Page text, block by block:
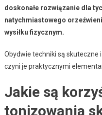
doskonałe rozwiązanie dla
natychmiastowego
wysiłku fizycznym.
Obydwie techniki są skuteczne
czyni je praktycznymi
Jakie są
tonizowania